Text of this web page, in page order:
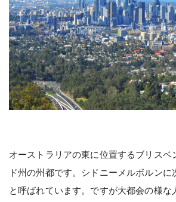
オーストラリアの東に位置するブリスベ
ド州の州都です。シドニーメルボルン
と呼ばれています。ですが大都会の様な